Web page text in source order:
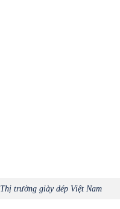
Thị trường giày dép Việt Nam